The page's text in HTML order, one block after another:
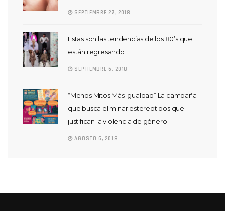
SEPTIEMBRE 27, 2018
Estas son las tendencias de los 80’s que
están regresando
SEPTIEMBRE 6, 2018
“Menos Mitos Más Igualdad” La campaña
que busca eliminar estereotipos que
justifican la violencia de género
AGOSTO 6, 2018